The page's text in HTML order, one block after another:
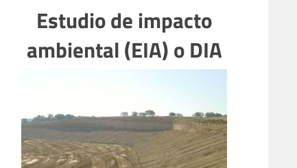
Estudio de impacto
ambiental (EIA) o DIA